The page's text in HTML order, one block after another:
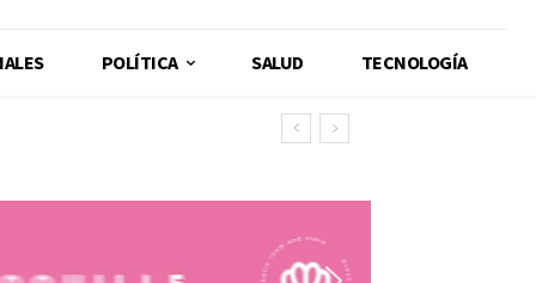
POLÍTICA SALUD TECNOLOGÍA